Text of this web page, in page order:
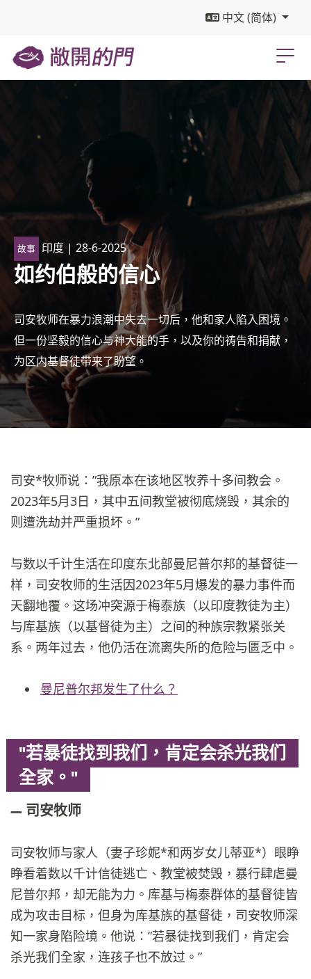
中文 (简体)
故事 印度 | 28-6-2025
如约伯般的信心
司安牧师在暴力浪潮中失去一切后，他和家人陷入困境。
但一份坚毅的信心与神大能的手，以及你的祷告和捐献，
为区内基督徒带来了盼望。
司安*牧师说：”我原本在该地区牧养十多间教会。
2023年5月3日，其中五间教堂被彻底烧毁，其余的
则遭洗劫并严重损坏。”
与数以千计生活在印度东北部曼尼普尔邦的基督徒一
样，司安牧师的生活因2023年5月爆发的暴力事件而
天翻地覆。这场冲突源于梅泰族（以印度教徒为主）
与库基族（以基督徒为主）之间的种族宗教紧张关
系。两年过去，他仍活在流离失所的危险与匮乏中。
曼尼普尔邦发生了什么？
"若暴徒找到我们，肯定会杀光我们
全家。"
司安牧师
司安牧师与家人（妻子珍妮*和两岁女儿蒂亚*）眼睁
睁看着数以千计信徒逃亡、教堂被焚毁，暴行肆虐曼
尼普尔邦，却无能为力。库基与梅泰群体的基督徒皆
成为攻击目标，但身为库基族的基督徒，司安牧师深
知一家身陷险境。他说：”若暴徒找到我们，肯定会
杀光我们全家，连孩子也不放过。”